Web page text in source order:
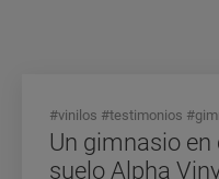
Un gimnasio en
suelo Alpha
#vinilos #testimonios